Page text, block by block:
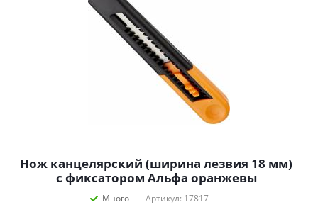
Нож канцелярский (ширина лезвия 18 мм)
с фиксатором Альфа оранжевы
Много Артикул: 17817